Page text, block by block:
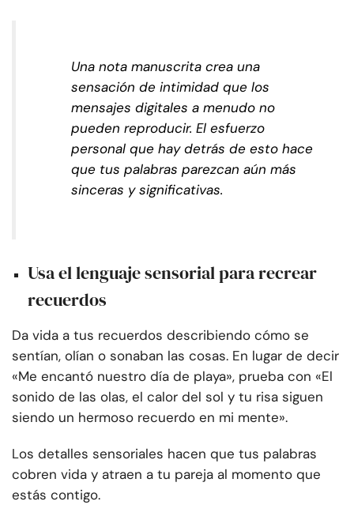
Una nota manuscrita crea una
sensación de intimidad que los
mensajes digitales a menudo no
pueden reproducir. El esfuerzo
personal que hay detrás de esto hace
que tus palabras parezcan aún más
sinceras y significativas.
Usa el lenguaje sensorial para recrear
recuerdos
Da vida a tus recuerdos describiendo cómo se
sentían, olían o sonaban las cosas. En lugar de decir
«Me encantó nuestro día de playa», prueba con «El
sonido de las olas, el calor del sol y tu risa siguen
siendo un hermoso recuerdo en mi mente».
Los detalles sensoriales hacen que tus palabras
cobren vida y atraen a tu pareja al momento que
estás contigo.